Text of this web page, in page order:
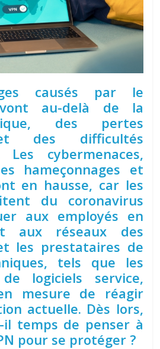
causés par le
vont au-delà de la
des pertes
des difficultés
Les cybermenaces,
hameçonnages et
en hausse, car les
du coronavirus
aux employés en
aux réseaux des
les prestataires de
tels que les
logiciels service,
mesure de réagir
actuelle. Dès lors,
temps de penser à
pour se protéger ?